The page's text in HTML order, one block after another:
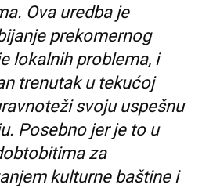
Ova uredba je
prekomernog
lokalnih problema, i
trenutak u tekućoj
svoju uspešnu
Posebno jer je to u
za
kulturne baštine i